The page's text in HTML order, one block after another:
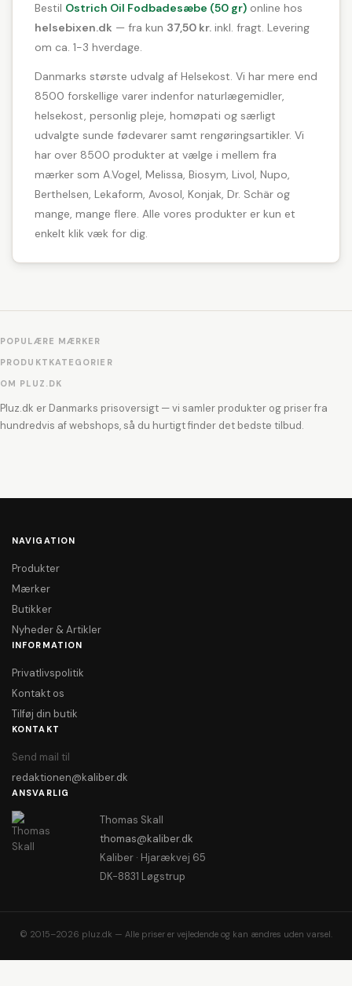
Bestil Ostrich Oil Fodbadesæbe (50 gr) online hos
helsebixen.dk — fra kun 37,50 kr. inkl. fragt. Levering
om ca. 1-3 hverdage.
Danmarks største udvalg af Helsekost. Vi har mere end
8500 forskellige varer indenfor naturlægemidler,
helsekost, personlig pleje, homøpati og særligt
udvalgte sunde fødevarer samt rengøringsartikler. Vi
har over 8500 produkter at vælge i mellem fra
mærker som A.Vogel, Melissa, Biosym, Livol, Nupo,
Berthelsen, Lekaform, Avosol, Konjak, Dr. Schär og
mange, mange flere. Alle vores produkter er kun et
enkelt klik væk for dig.
POPULÆRE MÆRKER
PRODUKTKATEGORIER
OM PLUZ.DK
Pluz.dk er Danmarks prisoversigt — vi samler produkter og priser fra
hundredvis af webshops, så du hurtigt finder det bedste tilbud.
NAVIGATION
Produkter
Mærker
Butikker
Nyheder & Artikler
INFORMATION
Privatlivspolitik
Kontakt os
Tilføj din butik
KONTAKT
Send mail til
redaktionen@kaliber.dk
ANSVARLIG
Thomas Skall
thomas@kaliber.dk
Kaliber · Hjarækvej 65
DK-8831 Løgstrup
© 2015–2026 pluz.dk — Alle priser er vejledende og kan ændres uden varsel.